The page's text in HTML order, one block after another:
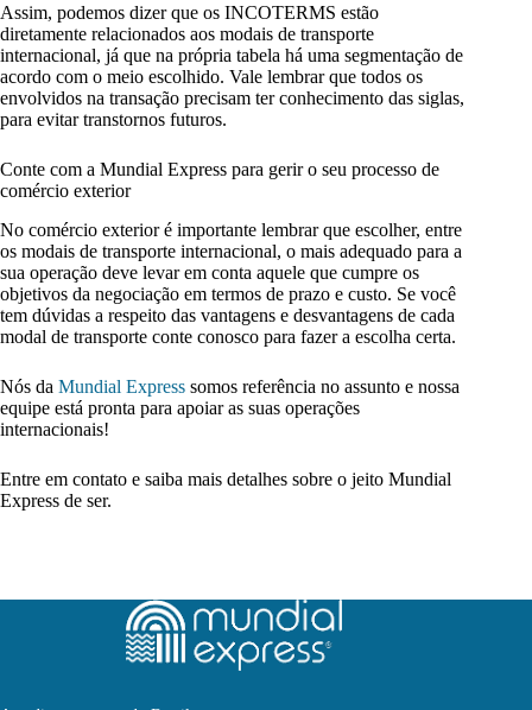
Assim, podemos dizer que os INCOTERMS estão
diretamente relacionados aos modais de transporte
internacional, já que na própria tabela há uma segmentação de
acordo com o meio escolhido. Vale lembrar que todos os
envolvidos na transação precisam ter conhecimento das siglas,
para evitar transtornos futuros.
Conte com a Mundial Express para gerir o seu processo de
comércio exterior
No comércio exterior é importante lembrar que escolher, entre
os modais de transporte internacional, o mais adequado para a
sua operação deve levar em conta aquele que cumpre os
objetivos da negociação em termos de prazo e custo. Se você
tem dúvidas a respeito das vantagens e desvantagens de cada
modal de transporte conte conosco para fazer a escolha certa.
Nós da Mundial Express somos referência no assunto e nossa
equipe está pronta para apoiar as suas operações
internacionais!
Entre em contato e saiba mais detalhes sobre o jeito Mundial
Express de ser.